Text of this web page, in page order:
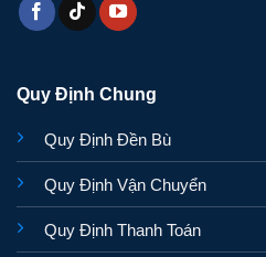
Quy Định Chung
Quy Định Đền Bù
Quy Định Vận Chuyển
Quy Định Thanh Toán